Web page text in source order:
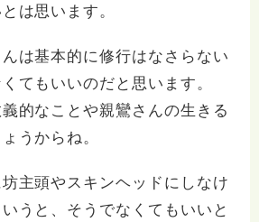
は思います。
は基本的に修行はなさらない
てもいいのだと思います。
的なことや親鸞さんの生きる
うからね。
主頭やスキンヘッドにしなけ
うと、そうでなくてもいいと